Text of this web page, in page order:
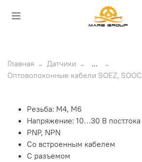
Главная Датчики
...
Оптоволоконные кабели SOEZ, SOOC
Резьба: M4, M6
Напряжение: 10…30 В пост.тока
PNP, NPN
Со встроенным кабелем
С разъемом